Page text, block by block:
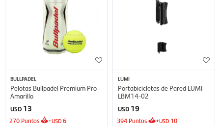
BULLPADEL
Pelotas Bullpadel Premium Pro -
Amarillo
USD 13
270 Puntos +USD6
LUMI
Portabicicletas de Pared LUMI -
LBM14-02
USD 19
394 Puntos +USD 10